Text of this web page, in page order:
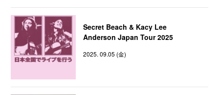
Secret Beach & Kacy Lee
Anderson Japan Tour 2025
2025. 09.05 (金)